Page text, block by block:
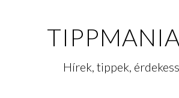
Hírek, tippek,